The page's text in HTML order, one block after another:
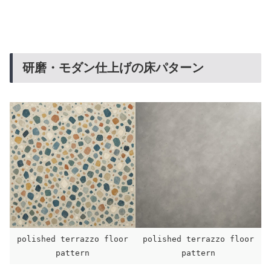
研磨・モダン仕上げの床パターン
polished terrazzo floor
pattern
polished terrazzo floor
pattern